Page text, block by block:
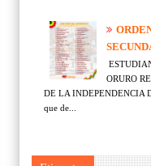
ORURO
DE LA INDEPENDENCIA
que de...